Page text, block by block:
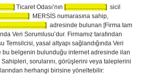
Ticaret Odası’nın [..........................] sicil
MERSİS numarasına sahip,
adresinde bulunan [Firma tam
Veri Sorumlusu’dur. Firmamız tarafından
Temsilcisi, yasal altyapı sağlandığında Veri
bu belgenin bulunduğu internet adresinde ilan
sorularını, görüşlerini veya taleplerini
herhangi birisine yöneltebilir: